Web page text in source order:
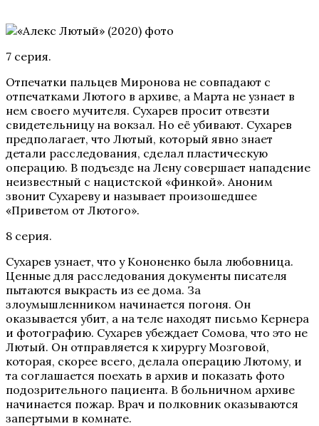
7 серия.
Отпечатки пальцев Миронова не совпадают с
отпечатками Лютого в архиве, а Марта не узнает в
нем своего мучителя. Сухарев просит отвезти
свидетельницу на вокзал. Но её убивают. Сухарев
предполагает, что Лютый, который явно знает
детали расследования, сделал пластическую
операцию. В подъезде на Лену совершает нападение
неизвестный с нацистской «финкой». Аноним
звонит Сухареву и называет произошедшее
«Приветом от Лютого».
8 серия.
Сухарев узнает, что у Кононенко была любовница.
Ценные для расследования документы писателя
пытаются выкрасть из ее дома. За
злоумышленником начинается погоня. Он
оказывается убит, а на теле находят письмо Кернера
и фотографию. Сухарев убеждает Сомова, что это не
Лютый. Он отправляется к хирургу Мозговой,
которая, скорее всего, делала операцию Лютому, и
та соглашается поехать в архив и показать фото
подозрительного пациента. В больничном архиве
начинается пожар. Врач и полковник оказываются
запертыми в комнате.